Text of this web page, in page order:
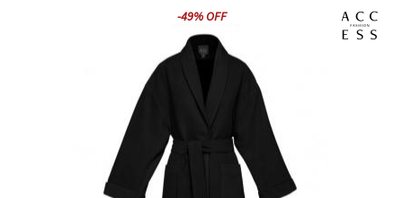
-49% OFF